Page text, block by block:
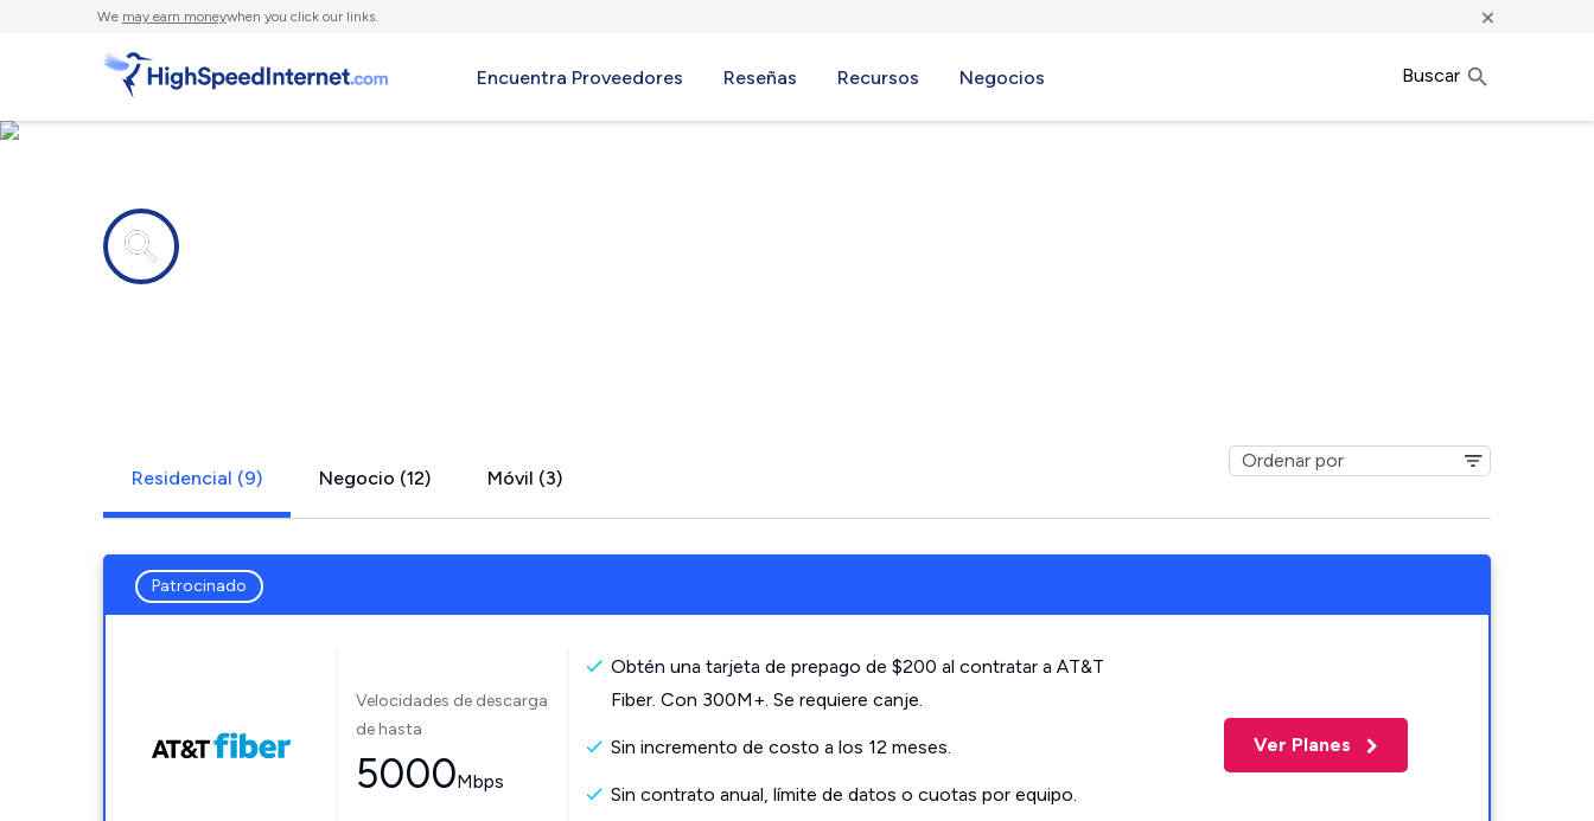
We may earn moneywhen you click our links. ×
Encuentra Proveedores Reseñas Recursos Negocios Buscar
Residencial (9) Negocio (12) Móvil (3)
Patrocinado
Velocidades de descarga
de hasta
5000Mbps
Obtén una tarjeta de prepago de $200 al contratar a AT&T
Fiber. Con 300M+. Se requiere canje.
Sin incremento de costo a los 12 meses.
Sin contrato anual, límite de datos o cuotas por equipo.
Ver Planes